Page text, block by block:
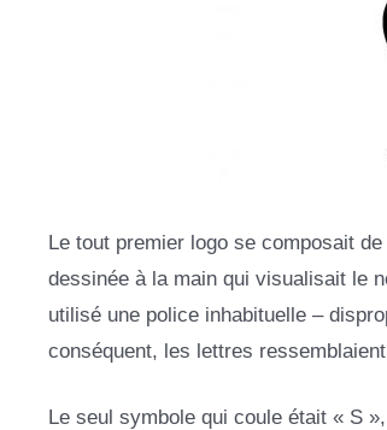
Le tout premier logo se composait
dessinée à la main qui visualisait le
utilisé une police inhabituelle –
conséquent, les lettres
Le seul symbole qui coule était « S